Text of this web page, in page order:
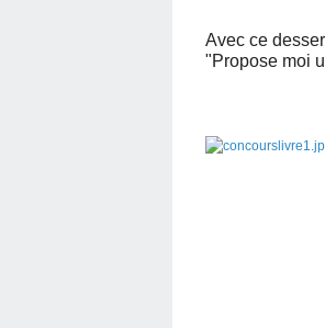
Avec ce
"Propose moi